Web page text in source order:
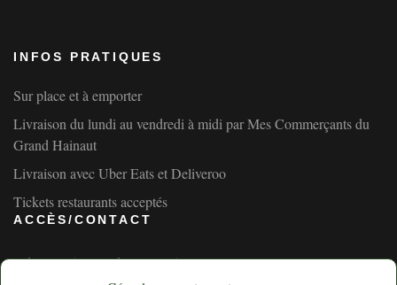
INFOS PRATIQUES
Sur place et à emporter
Livraison du lundi au vendredi à midi par Mes Commerçants du
Grand Hainaut
Livraison avec Uber Eats et Deliveroo
Tickets restaurants acceptés
ACCÈS/CONTACT
Adresse : 54 Rue de paris – 59300 Valenciennes